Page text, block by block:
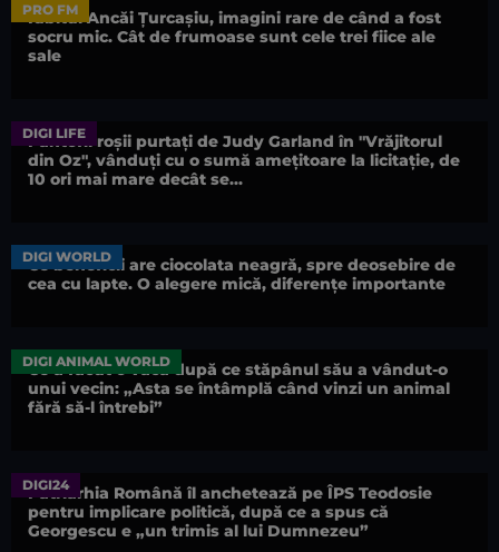
PRO FM
Iubitul Ancăi Țurcașiu, imagini rare de când a fost
socru mic. Cât de frumoase sunt cele trei fiice ale
sale
DIGI LIFE
Pantofii roșii purtați de Judy Garland în "Vrăjitorul
din Oz", vânduți cu o sumă amețitoare la licitație, de
10 ori mai mare decât se...
DIGI WORLD
Ce beneficii are ciocolata neagră, spre deosebire de
cea cu lapte. O alegere mică, diferențe importante
DIGI ANIMAL WORLD
Ce a făcut o vacă după ce stăpânul său a vândut-o
unui vecin: „Asta se întâmplă când vinzi un animal
fără să-l întrebi”
DIGI24
Patriarhia Română îl anchetează pe ÎPS Teodosie
pentru implicare politică, după ce a spus că
Georgescu e „un trimis al lui Dumnezeu”